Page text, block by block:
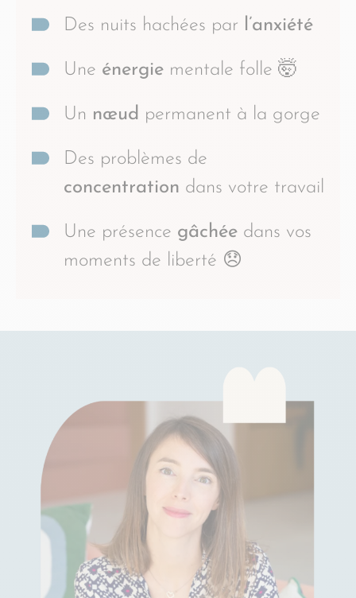
Des nuits hachées par l’anxiété
Une énergie mentale folle 🤯
Un nœud permanent à la gorge
Des problèmes de
concentration dans votre travail
Une présence gâchée dans vos
moments de liberté 😞